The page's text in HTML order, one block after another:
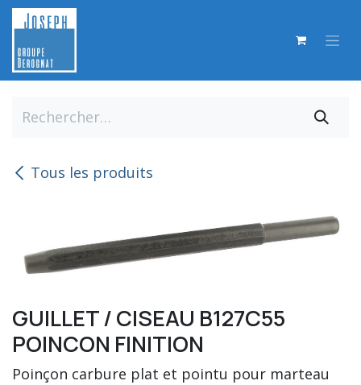
Se rendre au contenu
Tous les produits
GUILLET / CISEAU B127C55
POINCON FINITION
Poinçon carbure plat et pointu pour marteau